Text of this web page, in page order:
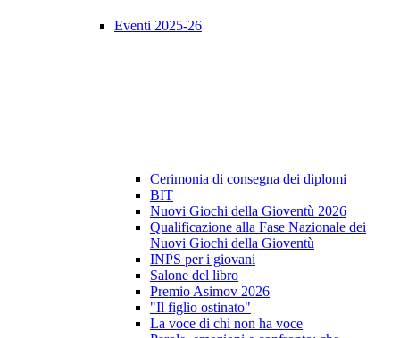
Eventi 2025-26
Cerimonia di consegna dei diplomi
BIT
Nuovi Giochi della Gioventù 2026
Qualificazione alla Fase Nazionale dei
Nuovi Giochi della Gioventù
INPS per i giovani
Salone del libro
Premio Asimov 2026
"Il figlio ostinato"
La voce di chi non ha voce